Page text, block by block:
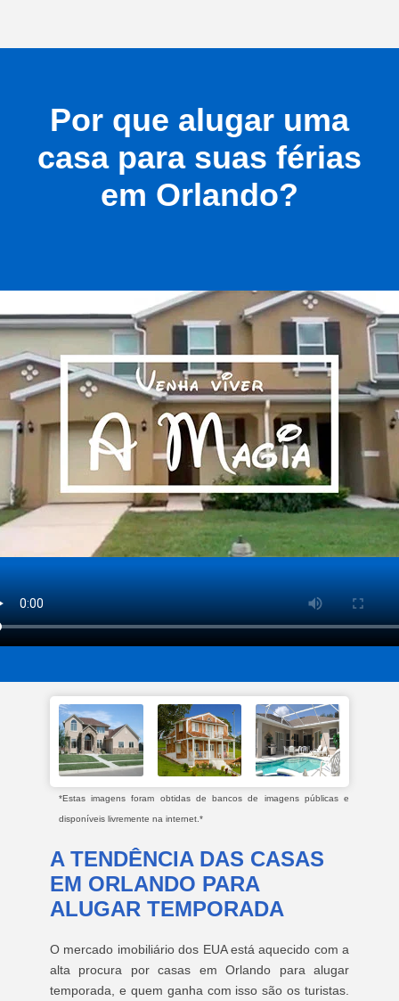
Por que alugar uma
casa para suas férias
em Orlando?
*Estas imagens foram obtidas de bancos de imagens públicas e
disponíveis livremente na internet.*
A TENDÊNCIA DAS CASAS
EM ORLANDO PARA
ALUGAR TEMPORADA
O mercado imobiliário dos EUA está aquecido com a
alta procura por casas em Orlando para alugar
temporada, e quem ganha com isso são os turistas.